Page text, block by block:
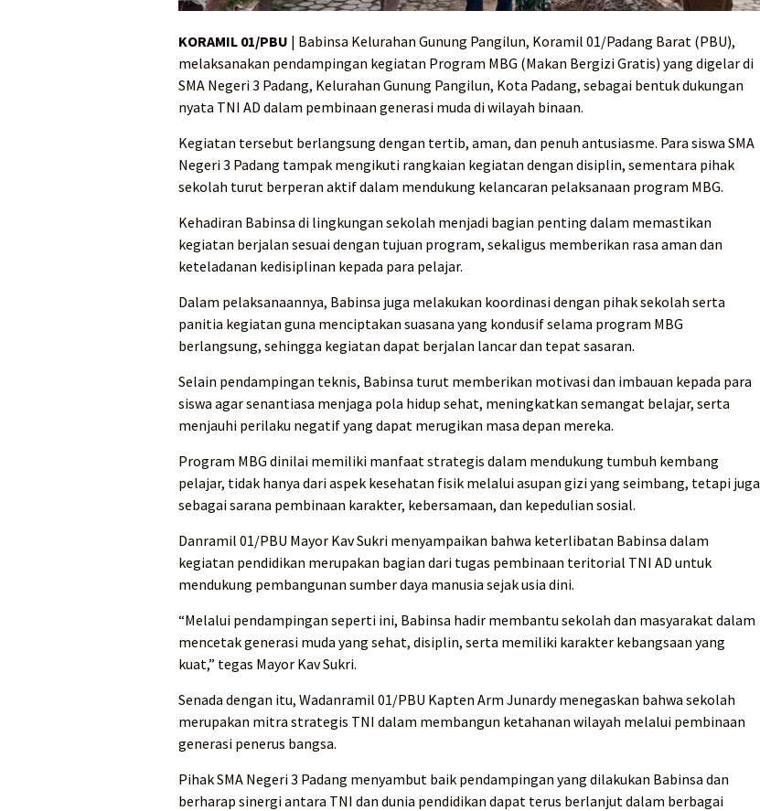
KORAMIL 01/PBU | Babinsa Kelurahan Gunung Pangilun, Koramil 01/Padang Barat (PBU),
melaksanakan pendampingan kegiatan Program MBG (Makan Bergizi Gratis) yang digelar di
SMA Negeri 3 Padang, Kelurahan Gunung Pangilun, Kota Padang, sebagai bentuk dukungan
nyata TNI AD dalam pembinaan generasi muda di wilayah binaan.
Kegiatan tersebut berlangsung dengan tertib, aman, dan penuh antusiasme. Para siswa SMA
Negeri 3 Padang tampak mengikuti rangkaian kegiatan dengan disiplin, sementara pihak
sekolah turut berperan aktif dalam mendukung kelancaran pelaksanaan program MBG.
Kehadiran Babinsa di lingkungan sekolah menjadi bagian penting dalam memastikan
kegiatan berjalan sesuai dengan tujuan program, sekaligus memberikan rasa aman dan
keteladanan kedisiplinan kepada para pelajar.
Dalam pelaksanaannya, Babinsa juga melakukan koordinasi dengan pihak sekolah serta
panitia kegiatan guna menciptakan suasana yang kondusif selama program MBG
berlangsung, sehingga kegiatan dapat berjalan lancar dan tepat sasaran.
Selain pendampingan teknis, Babinsa turut memberikan motivasi dan imbauan kepada para
siswa agar senantiasa menjaga pola hidup sehat, meningkatkan semangat belajar, serta
menjauhi perilaku negatif yang dapat merugikan masa depan mereka.
Program MBG dinilai memiliki manfaat strategis dalam mendukung tumbuh kembang
pelajar, tidak hanya dari aspek kesehatan fisik melalui asupan gizi yang seimbang, tetapi juga
sebagai sarana pembinaan karakter, kebersamaan, dan kepedulian sosial.
Danramil 01/PBU Mayor Kav Sukri menyampaikan bahwa keterlibatan Babinsa dalam
kegiatan pendidikan merupakan bagian dari tugas pembinaan teritorial TNI AD untuk
mendukung pembangunan sumber daya manusia sejak usia dini.
“Melalui pendampingan seperti ini, Babinsa hadir membantu sekolah dan masyarakat dalam
mencetak generasi muda yang sehat, disiplin, serta memiliki karakter kebangsaan yang
kuat,” tegas Mayor Kav Sukri.
Senada dengan itu, Wadanramil 01/PBU Kapten Arm Junardy menegaskan bahwa sekolah
merupakan mitra strategis TNI dalam membangun ketahanan wilayah melalui pembinaan
generasi penerus bangsa.
Pihak SMA Negeri 3 Padang menyambut baik pendampingan yang dilakukan Babinsa dan
berharap sinergi antara TNI dan dunia pendidikan dapat terus berlanjut dalam berbagai